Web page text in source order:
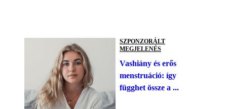
SZPONZORÁLT
MEGJELENÉS
Vashiány és erős
menstruáció: így
függhet össze a ...